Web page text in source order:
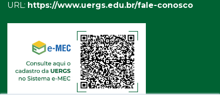
URL: https://www.uergs.edu.br/fale-conosco